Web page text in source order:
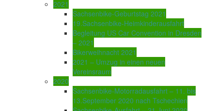
2021
Sachsenbike-Geburtstag 2021
19.Sachsenbike-Heimkinderausfahrt
Begleitung US Car Convention in Dresden
– 2021
Bikerweihnacht 2021
2021 – Umzug in einen neuen
Vereinsraum
2020
Sachsenbike-Motorradausfahrt – 11. bis
13.September 2020 nach Tschechien